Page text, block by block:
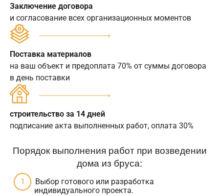
Заключение договора
и согласование всех организационных моментов
Поставка материалов
на ваш объект и предоплата 70% от суммы договора
в день поставки
строительство за 14 дней
подписание акта выполненных работ, оплата 30%
Порядок выполнения работ при возведении
дома из бруса:
Выбор готового или разработка
индивидуального проекта.